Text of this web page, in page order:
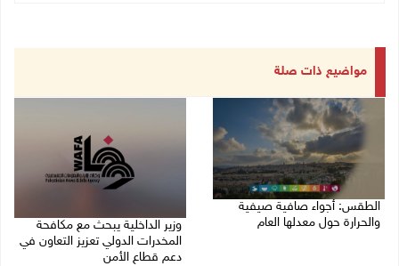
مواضيع ذات صلة
الطقس: أجواء صافية صيفية
والحرارة حول معدلها العام
وزير الداخلية يبحث مع مكافحة
المخدرات الدولي تعزيز التعاون في
دعم قطاع الأمن